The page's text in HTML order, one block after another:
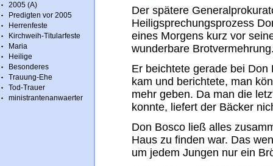
2005 (A)
Predigten vor 2005
Herrenfeste
Kirchweih-Titularfeste
Maria
Heilige
Besonderes
Trauung-Ehe
Tod-Trauer
ministrantenanwaerter
Der spätere
Heiligsprechungsprozess
eines Morgens kurz vor
wunderbare
Er beichtete gerade bei
kam und berichtete, man
mehr geben. Da man die
konnte, liefert der Bäcker
Don Bosco ließ alles
Haus zu finden war. Das
um jedem Jungen nur ein